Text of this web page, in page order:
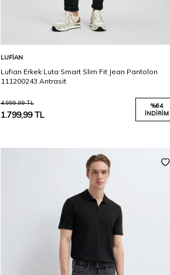
LUFIAN
Lufian Erkek Luta Smart Slim Fit Jean Pantolon
111200243 Antrasit
4.999,99TL
1.799,99TL
%64
İNDIRIM